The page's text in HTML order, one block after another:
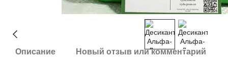
Описание Новый отзыв или комментарий